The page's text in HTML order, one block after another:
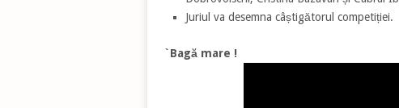
Juriul va desemna câștigătorul competiției.
`Bagă mare !